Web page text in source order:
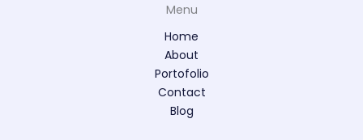
Menu
Home
About
Portofolio
Contact
Blog